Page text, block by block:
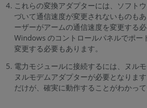
これらの変換アダプターには、ソフト
づいて通信速度が変更されないものも
ーザーがアームの通信速度を変更する必
Windows のコントロールパネルでポー
変更する必要もあります。
電力モジュールに接続するには、ヌル
ヌルモデムアダプターが必要となりま
だけが、確実に動作することがわかって